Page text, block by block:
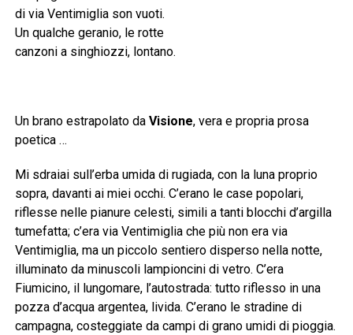
di via Ventimiglia son vuoti.
Un qualche geranio, le rotte
canzoni a singhiozzi, lontano.
Un brano estrapolato da Visione, vera e propria prosa
poetica …
Mi sdraiai sull’erba umida di rugiada, con la luna proprio
sopra, davanti ai miei occhi. C’erano le case popolari,
riflesse nelle pianure celesti, simili a tanti blocchi d’argilla
tumefatta; c’era via Ventimiglia che più non era via
Ventimiglia, ma un piccolo sentiero disperso nella notte,
illuminato da minuscoli lampioncini di vetro. C’era
Fiumicino, il lungomare, l’autostrada: tutto riflesso in una
pozza d’acqua argentea, livida. C’erano le stradine di
campagna, costeggiate da campi di grano umidi di pioggia.